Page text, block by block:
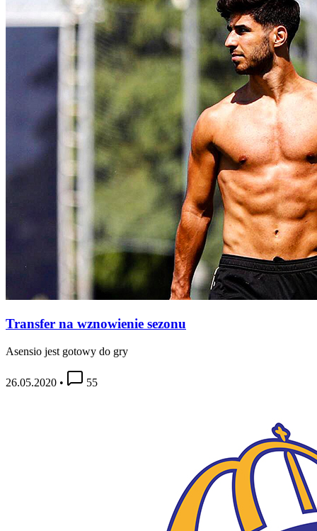
Transfer na wznowienie sezonu
Asensio jest gotowy do gry
26.05.2020 • 55